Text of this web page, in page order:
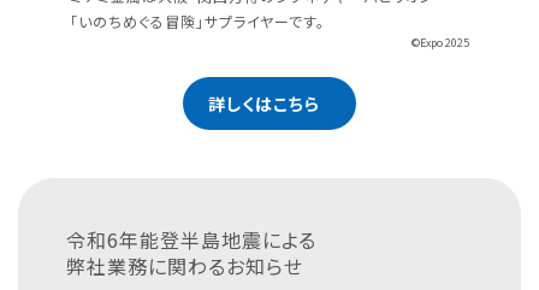
「いのちめぐる冒険」サプライヤーです。
©Expo 2025
詳しくはこちら
令和6年能登半島地震による
弊社業務に関わるお知らせ